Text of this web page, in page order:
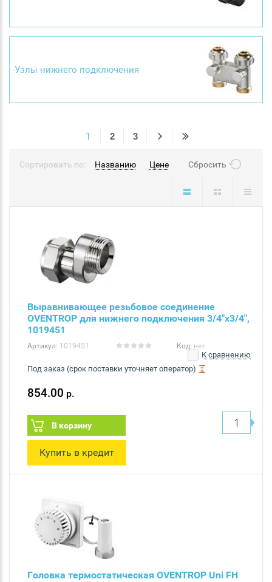
Узлы нижнего подключения
1 2 3
Сортировать по: Названию Цене Сбросить
Выравнивающее резьбовое соединение
OVENTROP для нижнего подключения 3/4"x3/4",
1019451
Артикул: 1019451 Код: нет
К сравнению
Под заказ (срок поставки уточняет оператор)
854.00 р.
В корзину
Купить в кредит
Головка термостатическая OVENTROP Uni FH